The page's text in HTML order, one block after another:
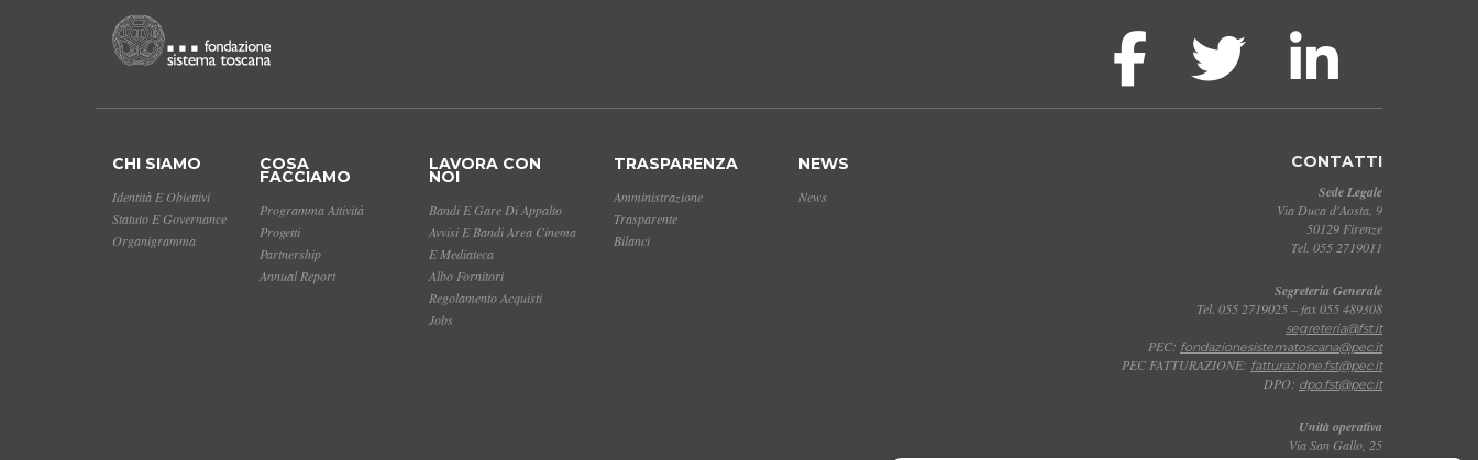
CHI SIAMO
Identità E Obiettivi
Statuto E Governance
Organigramma
COSA
FACCIAMO
Programma Attività
Progetti
Partnership
Annual Report
LAVORA CON
NOI
Bandi E Gare Di Appalto
Avvisi E Bandi Area Cinema
E Mediateca
Albo Fornitori
Regolamento Acquisti
Jobs
TRASPARENZA
Amministrazione
Trasparente
Bilanci
NEWS
News
CONTATTI
Sede Legale
Via Duca d'Aosta, 9
50129 Firenze
Tel. 055 2719011
Segreteria Generale
Tel. 055 2719025 – fax 055 489308
segreteria@fst.it
PEC: fondazionesistematoscana@pec.it
PEC FATTURAZIONE: fatturazione.fst@pec.it
DPO: dpo.fst@pec.it
Unità operativa
Via San Gallo, 25